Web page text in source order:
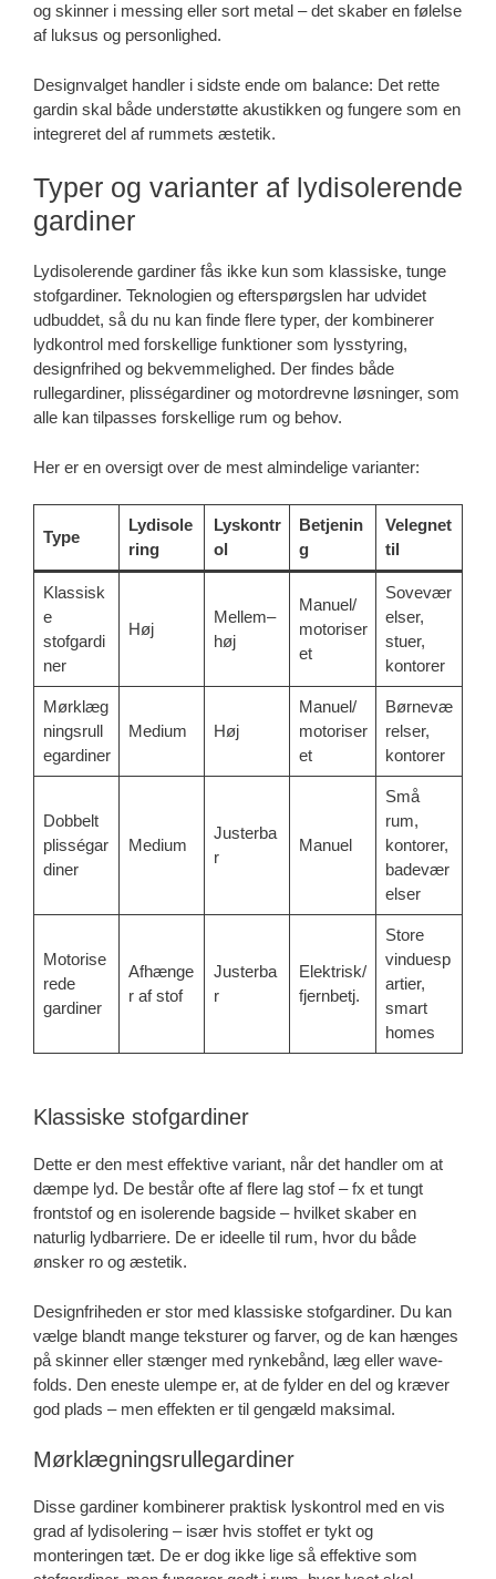
og skinner i messing eller sort metal – det skaber en følelse
af luksus og personlighed.
Designvalget handler i sidste ende om balance: Det rette
gardin skal både understøtte akustikken og fungere som en
integreret del af rummets æstetik.
Typer og varianter af lydisolerende
gardiner
Lydisolerende gardiner fås ikke kun som klassiske, tunge
stofgardiner. Teknologien og efterspørgslen har udvidet
udbuddet, så du nu kan finde flere typer, der kombinerer
lydkontrol med forskellige funktioner som lysstyring,
designfrihed og bekvemmelighed. Der findes både
rullegardiner, plisségardiner og motordrevne løsninger, som
alle kan tilpasses forskellige rum og behov.
Her er en oversigt over de mest almindelige varianter:
Type
Lydisole
ring
Lyskontr
ol
Betjenin
g
Velegnet
til
Klassisk
e
stofgardi
ner
Høj
Mellem–
høj
Manuel/
motoriser
et
Sovevær
elser,
stuer,
kontorer
Mørklæg
ningsrull
egardiner
Medium Høj
Manuel/
motoriser
et
Børnevæ
relser,
kontorer
Dobbelt
plisségar
diner
Medium
Justerba
r
Manuel
Små
rum,
kontorer,
badevær
elser
Motorise
rede
gardiner
Afhænge
r af stof
Justerba
r
Elektrisk/
fjernbetj.
Store
vinduesp
artier,
smart
homes
Klassiske stofgardiner
Dette er den mest effektive variant, når det handler om at
dæmpe lyd. De består ofte af flere lag stof – fx et tungt
frontstof og en isolerende bagside – hvilket skaber en
naturlig lydbarriere. De er ideelle til rum, hvor du både
ønsker ro og æstetik.
Designfriheden er stor med klassiske stofgardiner. Du kan
vælge blandt mange teksturer og farver, og de kan hænges
på skinner eller stænger med rynkebånd, læg eller wave-
folds. Den eneste ulempe er, at de fylder en del og kræver
god plads – men effekten er til gengæld maksimal.
Mørklægningsrullegardiner
Disse gardiner kombinerer praktisk lyskontrol med en vis
grad af lydisolering – især hvis stoffet er tykt og
monteringen tæt. De er dog ikke lige så effektive som